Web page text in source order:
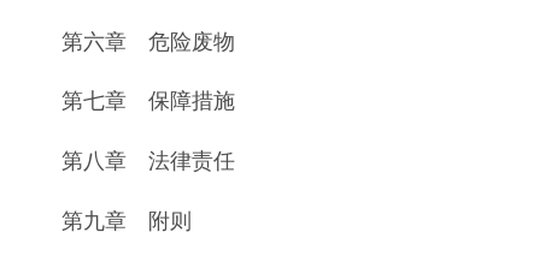
第六章 危险废物
第七章 保障措施
第八章 法律责任
第九章 附则